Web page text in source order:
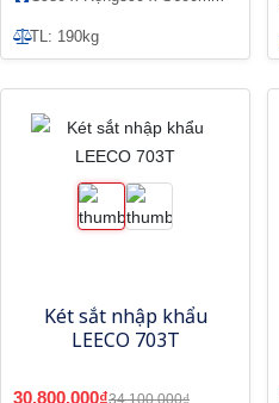
TL: 190kg
Két sắt nhập khẩu
LEECO 703T
30.800.000₫34.100.000₫